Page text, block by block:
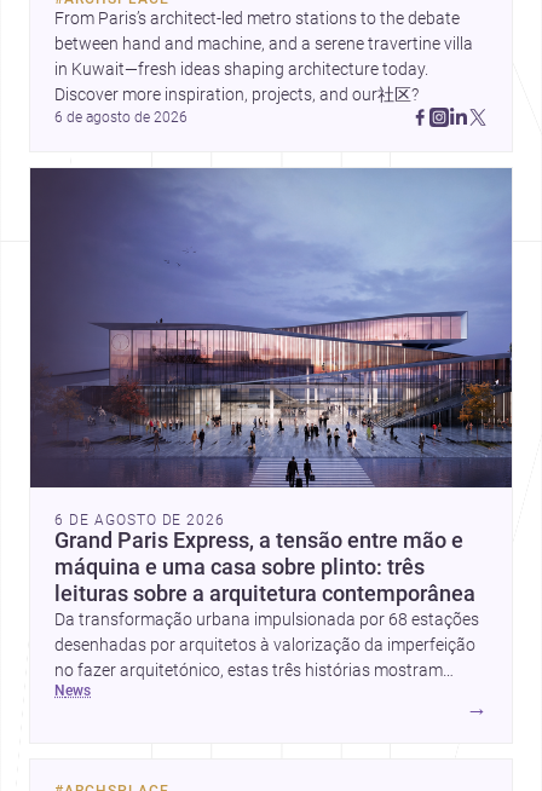
inspiradoras.
From Paris’s architect-led metro stations to the debate
between hand and machine, and a serene travertine villa
in Kuwait—fresh ideas shaping architecture today.
Discover more inspiration, projects, and our社区?
6 de agosto de 2026
6 DE AGOSTO DE 2026
Grand Paris Express, a tensão entre mão e
máquina e uma casa sobre plinto: três
leituras sobre a arquitetura contemporânea
Da transformação urbana impulsionada por 68 estações
desenhadas por arquitetos à valorização da imperfeição
no fazer arquitetónico, estas três histórias mostram
como a disciplina continua a reinventar cidades, materiais
news
→